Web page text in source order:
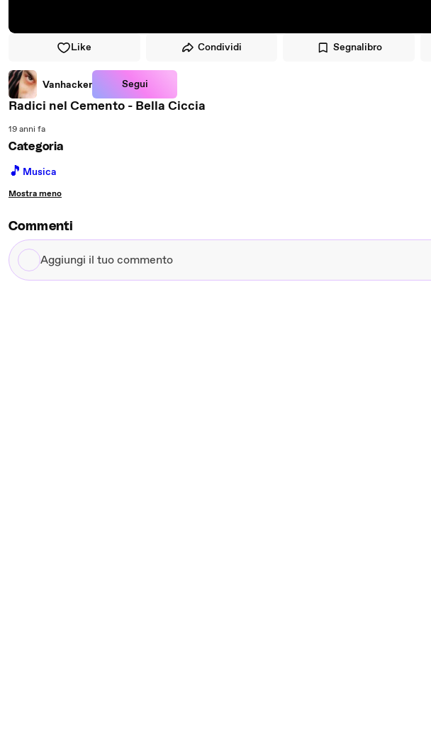
Like Condividi Segnalibro
Vanhacker Segui
Radici nel Cemento - Bella Ciccia
19 anni fa
Categoria
🎵 Musica
Mostra meno
Commenti
Aggiungi
il